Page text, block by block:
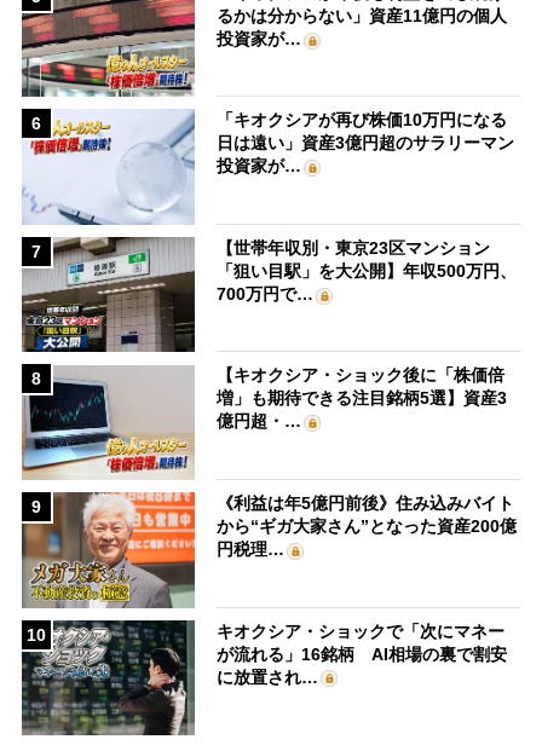
るかは分からない」資産11億円の個人
投資家が…
6
「キオクシアが再び株価10万円になる
日は遠い」資産3億円超のサラリーマン
投資家が…
7
【世帯年収別・東京23区マンション
「狙い目駅」を大公開】年収500万円、
700万円で…
8
【キオクシア・ショック後に「株価倍
増」も期待できる注目銘柄5選】資産3
億円超・…
9
《利益は年5億円前後》住み込みバイト
から“ギガ大家さん”となった資産200億
円税理…
10
キオクシア・ショックで「次にマネー
が流れる」16銘柄 AI相場の裏で割安
に放置され…